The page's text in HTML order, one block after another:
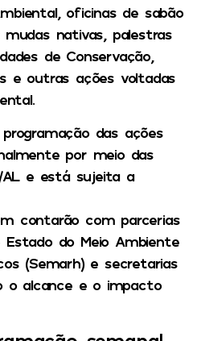
oficinas de sabão
mudas nativas, palestras
de Conservação,
e outras ações voltadas
das ações
por meio das
AL e está sujeita a
contarão com parcerias
do Meio Ambiente
(Semarh) e secretarias
o alcance e o impacto